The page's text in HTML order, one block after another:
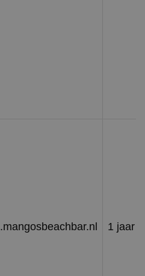
.mangosbeachbar.nl 1 jaar